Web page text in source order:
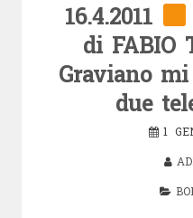
16.4.2011
di FABIO
Graviano
due
1